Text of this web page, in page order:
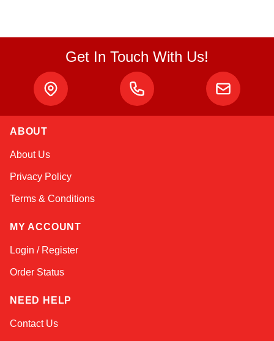
Get In Touch With Us!
ABOUT
About Us
Privacy Policy
Terms & Conditions
MY ACCOUNT
Login / Register
Order Status
NEED HELP
Contact Us